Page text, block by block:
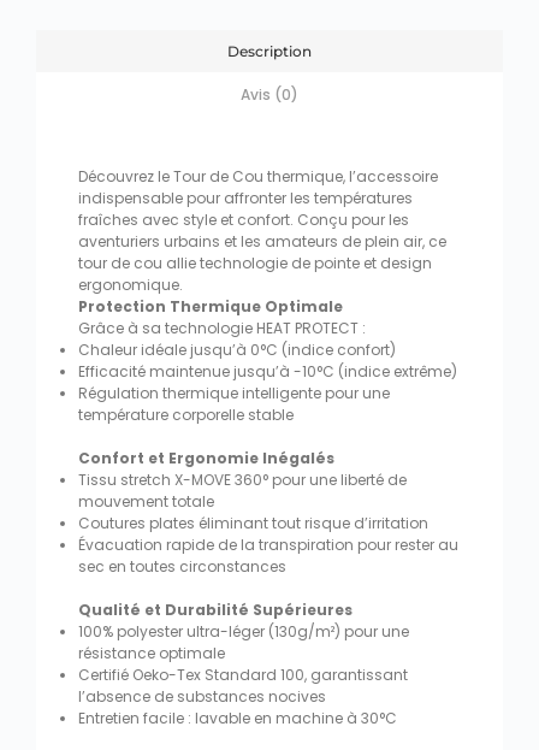
Description
Avis (0)
Découvrez le Tour de Cou thermique, l’accessoire
indispensable pour affronter les températures
fraîches avec style et confort. Conçu pour les
aventuriers urbains et les amateurs de plein air, ce
tour de cou allie technologie de pointe et design
ergonomique.
Protection Thermique Optimale
Grâce à sa technologie HEAT PROTECT :
Chaleur idéale jusqu’à 0°C (indice confort)
Efficacité maintenue jusqu’à -10°C (indice extrême)
Régulation thermique intelligente pour une
température corporelle stable
Confort et Ergonomie Inégalés
Tissu stretch X-MOVE 360° pour une liberté de
mouvement totale
Coutures plates éliminant tout risque d’irritation
Évacuation rapide de la transpiration pour rester au
sec en toutes circonstances
Qualité et Durabilité Supérieures
100% polyester ultra-léger (130g/m²) pour une
résistance optimale
Certifié Oeko-Tex Standard 100, garantissant
l’absence de substances nocives
Entretien facile : lavable en machine à 30°C